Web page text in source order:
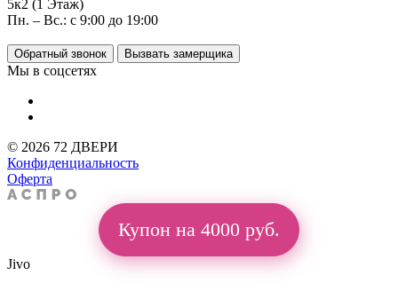
5к2 (1 Этаж)
Пн. – Вс.: с 9:00 до 19:00
Обратный звонок Вызвать замерщика
Мы в соцсетях
© 2026 72 ДВЕРИ
Конфиденциальность
Оферта
Купон на 4000 руб.
Jivo